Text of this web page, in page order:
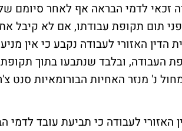
זכאי לדמי הבראה אף לאחר סיומם של
תום תקופת עבודתו, אם לא קיבל
הדין האזורי לעבודה נקבע כי אין
האזורי לעבודה כי תביעת עובד לדמי